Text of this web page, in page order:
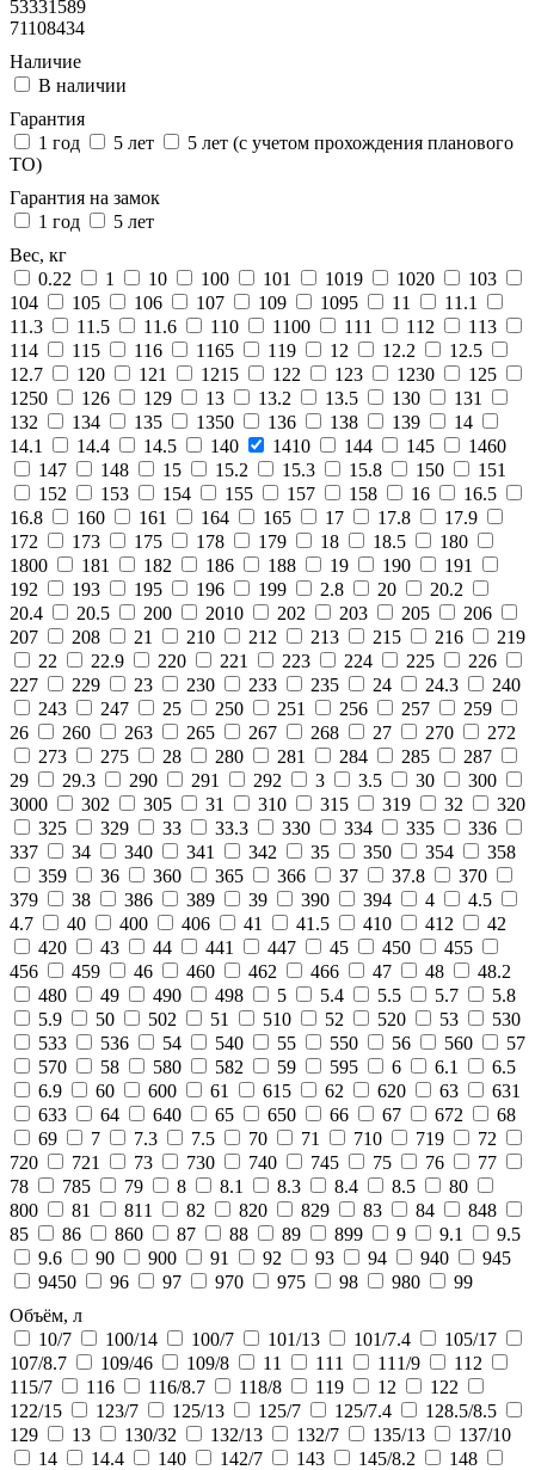
53331589
71108434
Наличие
В наличии
Гарантия
1 год
5 лет
5 лет (с учетом прохождения планового
ТО)
Гарантия на замок
1 год
5 лет
Вес, кг
0.22
1 10 100 101 1019 1020
103
104
105 106 107 109 1095 11
11.1
11.3
11.5 11.6 110 1100 111 112
113
114
115 116 1165 119 12 12.2
12.5
12.7
120 121 1215 122 123 1230
125
1250
126 129 13 13.2 13.5 130
131
132
134 135 1350 136 138 139
14
14.1
14.4 14.5 140 1410 144 145
1460
147
148 15 15.2 15.3 15.8 150
151
152
153 154 155 157 158 16
16.5
16.8
160 161 164 165 17 17.8
17.9
172
173 175 178 179 18 18.5
180
1800
181 182 186 188 19 190
191
192
193 195 196 199 2.8 20
20.2
20.4
20.5 200 2010 202 203 205
206
207
208 21 210 212 213 215 216
219
22
22.9 220 221 223 224 225
226
227
229 23 230 233 235 24 24.3
240
243
247 25 250 251 256 257
259
26
260 263 265 267 268 27 270
272
273
275 28 280 281 284 285
287
29
29.3 290 291 292 3 3.5 30
300
3000
302 305 31 310 315 319 32
320
325
329 33 33.3 330 334 335
336
337
34 340 341 342 35 350 354
358
359
36 360 365 366 37 37.8
370
379
38 386 389 39 390 394 4
4.5
4.7
40 400 406 41 41.5 410 412
42
420
43 44 441 447 45 450
455
456
459 46 460 462 466 47 48
48.2
480
49 490 498 5 5.4 5.5 5.7
5.8
5.9
50 502 51 510 52 520 53
530
533
536 54 540 55 550 56 560
57
570
58 580 582 59 595 6 6.1
6.5
6.9
60 600 61 615 62 620 63
631
633
64 640 65 650 66 67 672
68
69
7 7.3 7.5 70 71 710 719
72
720
721 73 730 740 745 75 76
77
78
785 79 8 8.1 8.3 8.4 8.5
80
800
81 811 82 820 829 83 84
848
85
86 860 87 88 89 899 9 9.1
9.5
9.6
90 900 91 92 93 94 940
945
9450
96 97 970 975 98 980
99
Объём, л
10/7
100/14 100/7 101/13 101/7.4
105/17
107/8.7
109/46 109/8 11 111 111/9
112
115/7
116 116/8.7 118/8 119 12
122
122/15
123/7 125/13 125/7 125/7.4
128.5/8.5
129
13 130/32 132/13 132/7 135/13
137/10
14
14.4 140 142/7 143 145/8.2
148